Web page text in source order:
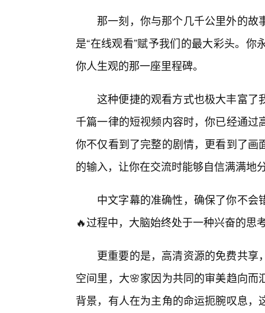
那一刻，你与那个几千公里外的
是“在线观看”赋予我们的最大彩头。
你人生观的那一座里程碑。
这种便捷的观看方式也极大丰富了
千篇一律的短视频内容时，你已经通
你不仅看到了完整的剧情，更看到了
的输入，让你在交流时能够自信满满地
中文字幕的准确性，确保了你不
🔥过程中，大脑始终处于一种兴奋的思
更重要的是，高清资源的免费共
空间里，大🌸家因为共同的审美趋向
背景，有人在为主角的命运扼腕叹息